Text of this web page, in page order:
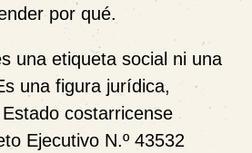
por qué.
una etiqueta social ni una
una figura jurídica,
costarricense
Ejecutivo N.º 43532